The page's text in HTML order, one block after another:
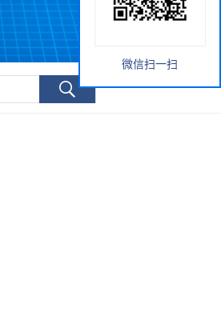
微信扫一扫